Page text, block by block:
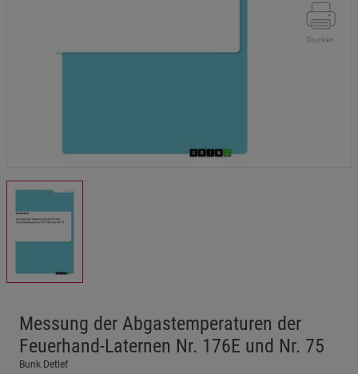
Drucken
Messung der Abgastemperaturen der
Feuerhand-Laternen Nr. 176E und Nr. 75
Bunk Detlef